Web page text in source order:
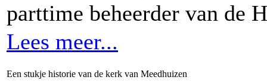
parttime beheerder van de
Lees meer...
Een stukje historie van de kerk van Meedhuizen